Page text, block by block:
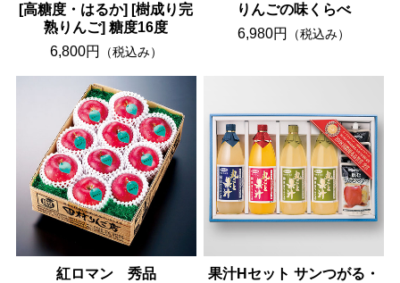
[高糖度・はるか] [樹成り完
熟りんご] 糖度16度
6,800円
（税込み）
りんごの味くらべ
6,980円
（税込み）
紅ロマン 秀品
果汁Hセット サンつがる・